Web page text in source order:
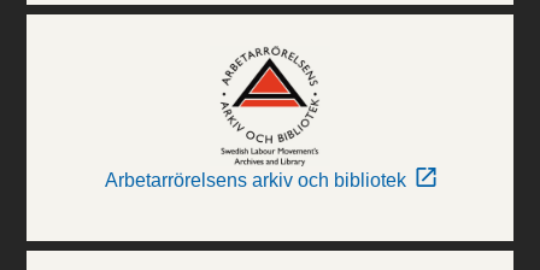
Arbetarrörelsens arkiv och bibliotek